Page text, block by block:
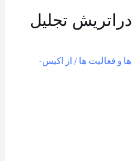
تجلیل
و فعالیت ها / از اکیس-